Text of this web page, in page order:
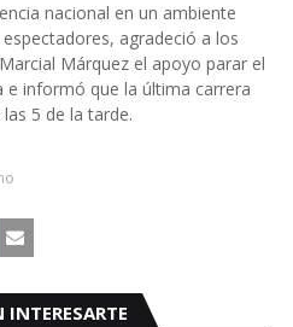
nacional en un ambiente
agradeció a los
Márquez el apoyo parar el
e informó que la última carrera
5 de la tarde.
INTERESARTE